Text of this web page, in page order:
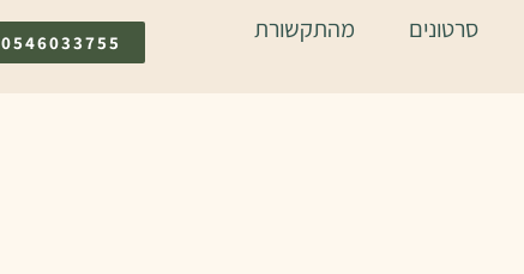
סרטונים
מהתקשורת
0546033755